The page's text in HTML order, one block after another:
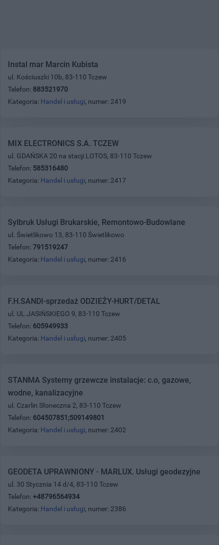
Instal mar Marcin Kubista
ul. Kościuszki 10b, 83-110 Tczew
Telefon: 883521970
Kategoria: Handel i usługi, numer: 2419
MIX ELECTRONICS S.A. TCZEW
ul. GDAŃSKA 20 na stacji LOTOS, 83-110 Tczew
Telefon: 585316480
Kategoria: Handel i usługi, numer: 2417
Sylbruk Usługi Brukarskie, Remontowo-Budowlane
ul. Świetlikowo 13, 83-110 Świetlikowo
Telefon: 791519247
Kategoria: Handel i usługi, numer: 2416
F.H.SANDI-sprzedaż ODZIEŻY-HURT/DETAL
ul. UL.JASIŃSKIEGO 9, 83-110 Tczew
Telefon: 605949933
Kategoria: Handel i usługi, numer: 2405
STANMA Systemy grzewcze instalacje: c.o, gazowe,
wodne, kanalizacyjne
ul. Czarlin Słoneczna 2, 83-110 Tczew
Telefon: 604507851;509149801
Kategoria: Handel i usługi, numer: 2402
GEODETA UPRAWNIONY - MARLUX. Usługi geodezyjne
ul. 30 Stycznia 14 d/4, 83-110 Tczew
Telefon: +48796564934
Kategoria: Handel i usługi, numer: 2386